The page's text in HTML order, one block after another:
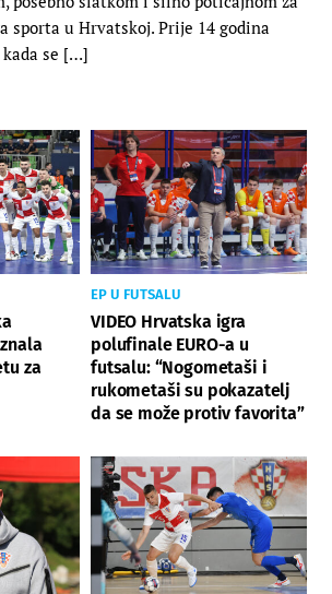
sporta u Hrvatskoj. Prije 14 godina
kada se […]
za
EP U FUTSALU
VIDEO Hrvatska igra
polufinale EURO-a u
futsalu: “Nogometaši i
rukometaši su pokazatelj
da se može protiv favorita”